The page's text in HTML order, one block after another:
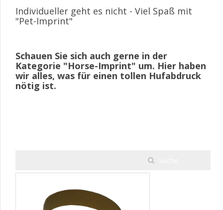
Individueller geht es nicht - Viel Spaß mit
"Pet-Imprint"
Schauen Sie sich auch gerne in der
Kategorie "Horse-Imprint" um. Hier haben
wir alles, was für einen tollen Hufabdruck
nötig ist.